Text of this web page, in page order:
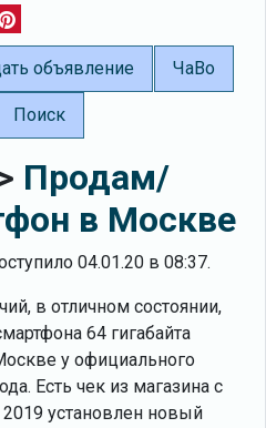
объявление ЧаВо
Поиск
Продам/
в Москве
04.01.20 в 08:37.
в отличном состоянии,
64 гигабайта
у официального
Есть чек из магазина с
установлен новый